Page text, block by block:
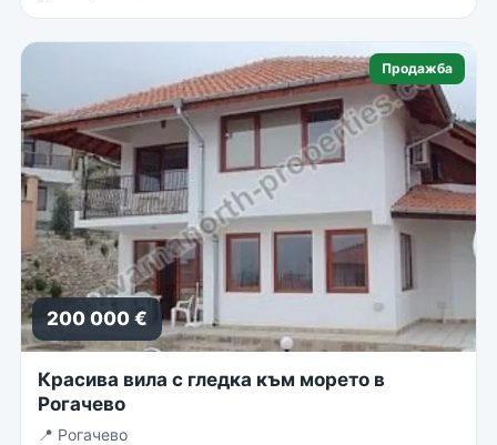
Продажба
200 000 €
Красива вила с гледка към морето в
Рогачево
📍 Рогачево